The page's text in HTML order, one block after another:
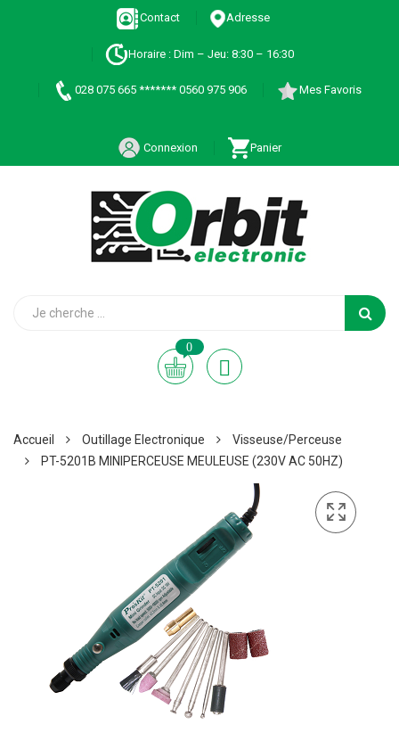
Contact Adresse
Horaire : Dim – Jeu: 8:30 – 16:30
028 075 665 ******* 0560 975 906 Mes Favoris
Connexion Panier
0
Accueil Outillage Electronique
Visseuse/Perceuse
PT-5201B MINIPERCEUSE MEULEUSE (230V AC 50HZ)